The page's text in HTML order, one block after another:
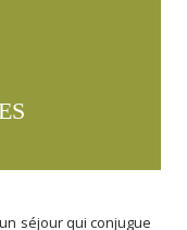
séjour qui conjugue